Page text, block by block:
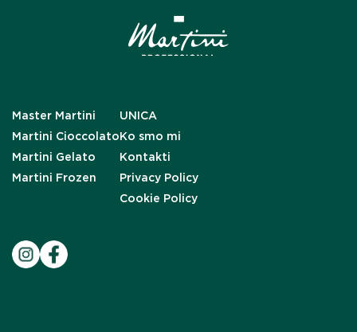
Master Martini
Martini Cioccolato
Martini Gelato
Martini Frozen
UNICA
Ko smo mi
Kontakti
Privacy Policy
Cookie Policy